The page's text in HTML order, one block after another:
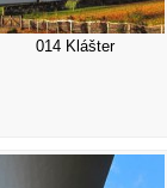
014 Klášter